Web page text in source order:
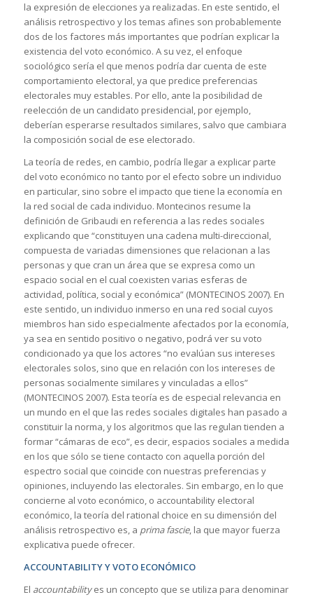
la expresión de elecciones ya realizadas. En este sentido, el
análisis retrospectivo y los temas afines son probablemente
dos de los factores más importantes que podrían explicar la
existencia del voto económico. A su vez, el enfoque
sociológico sería el que menos podría dar cuenta de este
comportamiento electoral, ya que predice preferencias
electorales muy estables. Por ello, ante la posibilidad de
reelección de un candidato presidencial, por ejemplo,
deberían esperarse resultados similares, salvo que cambiara
la composición social de ese electorado.
La teoría de redes, en cambio, podría llegar a explicar parte
del voto económico no tanto por el efecto sobre un individuo
en particular, sino sobre el impacto que tiene la economía en
la red social de cada individuo. Montecinos resume la
definición de Gribaudi en referencia a las redes sociales
explicando que “constituyen una cadena multi-direccional,
compuesta de variadas dimensiones que relacionan a las
personas y que cran un área que se expresa como un
espacio social en el cual coexisten varias esferas de
actividad, política, social y económica” (MONTECINOS 2007). En
este sentido, un individuo inmerso en una red social cuyos
miembros han sido especialmente afectados por la economía,
ya sea en sentido positivo o negativo, podrá ver su voto
condicionado ya que los actores “no evalúan sus intereses
electorales solos, sino que en relación con los intereses de
personas socialmente similares y vinculadas a ellos”
(MONTECINOS 2007). Esta teoría es de especial relevancia en
un mundo en el que las redes sociales digitales han pasado a
constituir la norma, y los algoritmos que las regulan tienden a
formar “cámaras de eco”, es decir, espacios sociales a medida
en los que sólo se tiene contacto con aquella porción del
espectro social que coincide con nuestras preferencias y
opiniones, incluyendo las electorales. Sin embargo, en lo que
concierne al voto económico, o accountability electoral
económico, la teoría del rational choice en su dimensión del
análisis retrospectivo es, a prima fascie, la que mayor fuerza
explicativa puede ofrecer.
ACCOUNTABILITY Y VOTO ECONÓMICO
El accountabilityes un concepto que se utiliza para denominar